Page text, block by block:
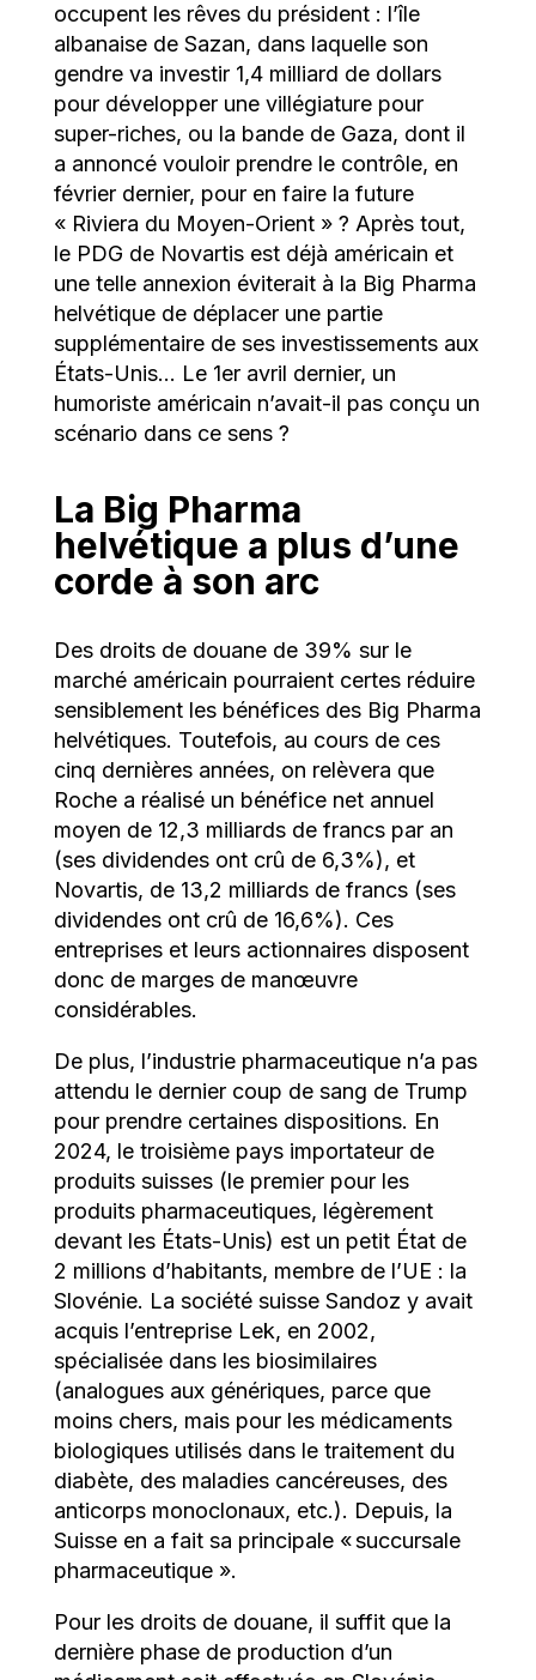
occupent les rêves du président : l’île
albanaise de Sazan, dans laquelle son
gendre va investir 1,4 milliard de dollars
pour développer une villégiature pour
super-riches, ou la bande de Gaza, dont il
a annoncé vouloir prendre le contrôle, en
février dernier, pour en faire la future
« Riviera du Moyen-Orient » ? Après tout,
le PDG de Novartis est déjà américain et
une telle annexion éviterait à la Big Pharma
helvétique de déplacer une partie
supplémentaire de ses investissements aux
États-Unis… Le 1er avril dernier, un
humoriste américain n’avait-il pas conçu un
scénario dans ce sens ?
La Big Pharma
helvétique a plus d’une
corde à son arc
Des droits de douane de 39% sur le
marché américain pourraient certes réduire
sensiblement les bénéfices des Big Pharma
helvétiques. Toutefois, au cours de ces
cinq dernières années, on relèvera que
Roche a réalisé un bénéfice net annuel
moyen de 12,3 milliards de francs par an
(ses dividendes ont crû de 6,3%), et
Novartis, de 13,2 milliards de francs (ses
dividendes ont crû de 16,6%). Ces
entreprises et leurs actionnaires disposent
donc de marges de manœuvre
considérables.
De plus, l’industrie pharmaceutique n’a pas
attendu le dernier coup de sang de Trump
pour prendre certaines dispositions. En
2024, le troisième pays importateur de
produits suisses (le premier pour les
produits pharmaceutiques, légèrement
devant les États-Unis) est un petit État de
2 millions d’habitants, membre de l’UE : la
Slovénie. La société suisse Sandoz y avait
acquis l’entreprise Lek, en 2002,
spécialisée dans les biosimilaires
(analogues aux génériques, parce que
moins chers, mais pour les médicaments
biologiques utilisés dans le traitement du
diabète, des maladies cancéreuses, des
anticorps monoclonaux, etc.). Depuis, la
Suisse en a fait sa principale « succursale
pharmaceutique ».
Pour les droits de douane, il suffit que la
dernière phase de production d’un